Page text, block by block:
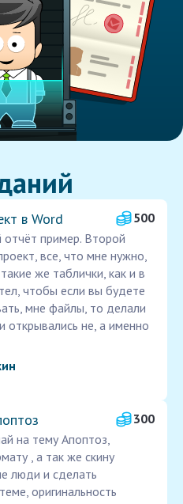
в Word
500
пример. Второй
все, что мне нужно,
же таблички, как и в
чтобы если вы будете
мне файлы, то делали
открывались не, а именно
300
на тему Апоптоз,
, а так же скину
люди и сделать
оригинальность